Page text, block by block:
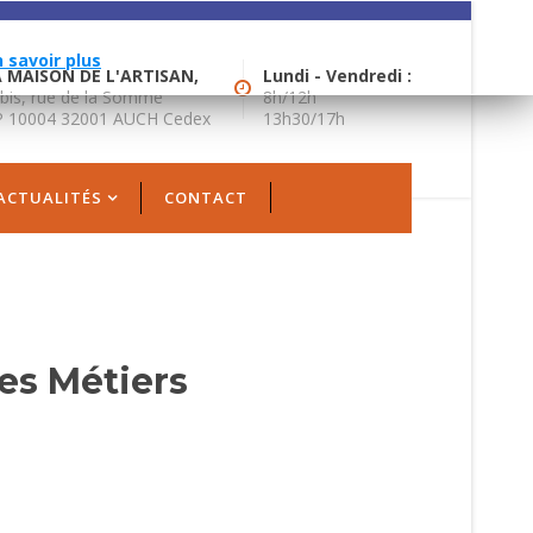
savoir plus
MAISON DE L'ARTISAN,
rue de la Somme
10004 32001 AUCH Cedex
Lundi - Vendredi :
8h/12h
13h30/17h
CONTACT
Métiers